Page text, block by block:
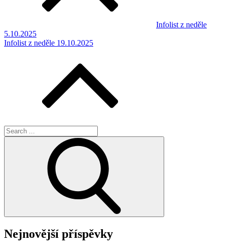
Infolist z neděle
5.10.2025
Infolist z neděle 19.10.2025
Search
for:
Nejnovější příspěvky